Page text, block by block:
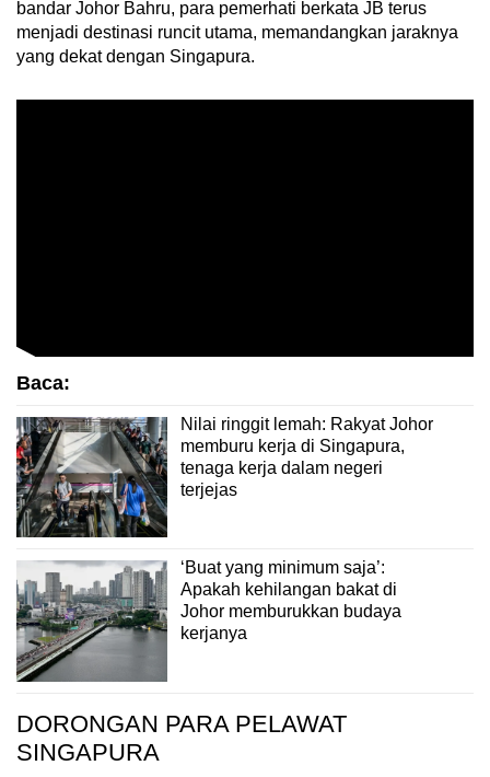
bandar Johor Bahru, para pemerhati berkata JB terus
menjadi destinasi runcit utama, memandangkan jaraknya
yang dekat dengan Singapura.
Baca:
Nilai ringgit lemah: Rakyat Johor
memburu kerja di Singapura,
tenaga kerja dalam negeri
terjejas
‘Buat yang minimum saja’:
Apakah kehilangan bakat di
Johor memburukkan budaya
kerjanya
DORONGAN PARA PELAWAT
SINGAPURA